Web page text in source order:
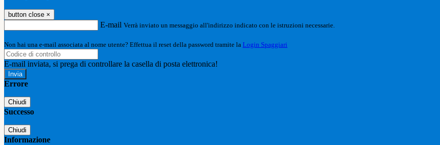
button close ×
E-mail Verrà inviato un messaggio all'indirizzo indicato con le istruzioni necessarie.
Non hai una e-mail associata al nome utente? Effettua il reset della password tramite la Login Spaggiari
E-mail inviata, si prega di controllare la casella di posta elettronica!
Errore
Chiudi
Successo
Chiudi
Informazione